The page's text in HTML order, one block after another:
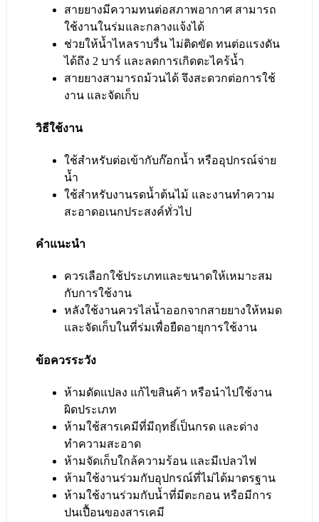
สายยางมีความทนต่อสภาพอากาศ สามารถ
ใช้งานในร่มและกลางแจ้งได้
ช่วยให้น้ำไหลราบรื่น ไม่ติดขัด ทนต่อแรงดัน
ได้ถึง 2 บาร์ และลดการเกิดตะไคร้น้ำ
สายยางสามารถม้วนได้ จึงสะดวกต่อการใช้
งาน และจัดเก็บ
วิธีใช้งาน
ใช้สำหรับต่อเข้ากับก๊อกน้ำ หรืออุปกรณ์จ่าย
น้ำ
ใช้สำหรับงานรดน้ำต้นไม้ และงานทำความ
สะอาดอเนกประสงค์ทั่วไป
คำแนะนำ
ควรเลือกใช้ประเภทและขนาดให้เหมาะสม
กับการใช้งาน
หลังใช้งานควรไล่น้ำออกจากสายยางให้หมด
และจัดเก็บในที่ร่มเพื่อยืดอายุการใช้งาน
ข้อควรระวัง
ห้ามดัดแปลง แก้ไขสินค้า หรือนำไปใช้งาน
ผิดประเภท
ห้ามใช้สารเคมีที่มีฤทธิ์เป็นกรด และด่าง
ทำความสะอาด
ห้ามจัดเก็บใกล้ความร้อน และมีเปลวไฟ
ห้ามใช้งานร่วมกับอุปกรณ์ที่ไม่ได้มาตรฐาน
ห้ามใช้งานร่วมกับน้ำที่มีตะกอน หรือมีการ
ปนเปื้อนของสารเคมี